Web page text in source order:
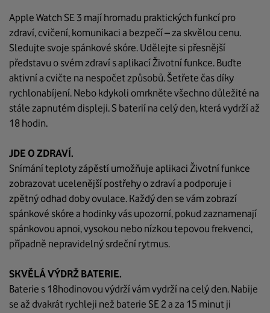
Apple Watch SE 3 mají hromadu praktických funkcí pro
zdraví, cvičení, komunikaci a bezpečí – za skvělou cenu.
Sledujte svoje spánkové skóre. Udělejte si přesnější
představu o svém zdraví s aplikací Životní funkce. Buďte
aktivní a cvičte na nespočet způsobů. Šetřete čas díky
rychlonabíjení. Nebo kdykoli omrkněte všechno důležité na
stále zapnutém displeji. S baterií na celý den, která vydrží až
18 hodin.
JDE O ZDRAVÍ.
Snímání teploty zápěstí umožňuje aplikaci Životní funkce
zobrazovat ucelenější postřehy o zdraví a podporuje i
zpětný odhad doby ovulace. Každý den se vám zobrazí
spánkové skóre a hodinky vás upozorní, pokud zaznamenají
spánkovou apnoi, vysokou nebo nízkou tepovou frekvenci,
případně nepravidelný srdeční rytmus.
SKVĚLÁ VÝDRŽ BATERIE.
Baterie s 18hodinovou výdrží vám vydrží na celý den. Nabije
se až dvakrát rychleji než baterie SE 2 a za 15 minut ji